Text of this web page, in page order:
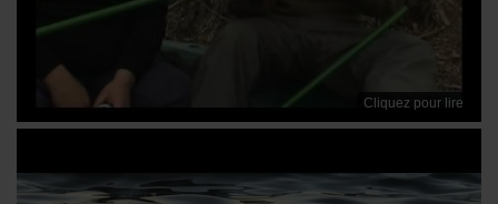
Cliquez pour lire